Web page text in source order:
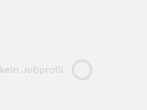
kein Jobprofil